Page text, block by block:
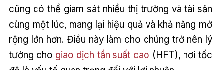
cũng có thể giám sát nhiều thị trường và tài sản
cùng một lúc, mang lại hiệu quả và khả năng mở
rộng lớn hơn. Điều này làm cho chúng trở nên lý
tưởng cho giao dịch tần suất cao (HFT), nơi tốc